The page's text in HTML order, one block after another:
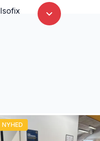
Isofix
Tågelygter
NYHED